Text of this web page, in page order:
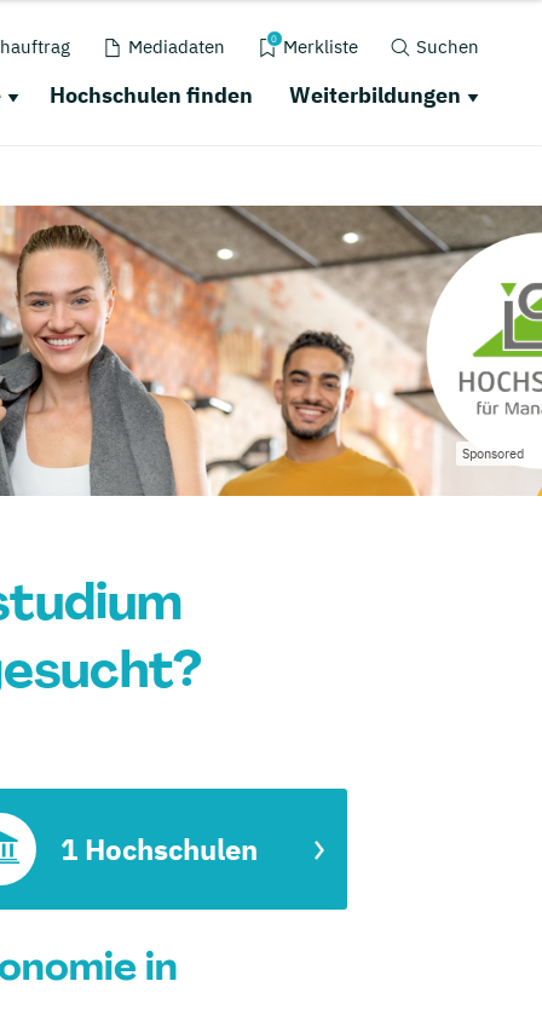
Mediadaten 0 Merkliste Suchen
Hochschulen finden Weiterbildungen
Sponsored
1 Hochschulen
in